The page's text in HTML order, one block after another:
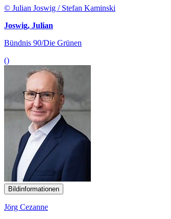
© Julian Joswig / Stefan Kaminski
Joswig, Julian
Bündnis 90/Die Grünen
()
Bildinformationen
Jörg Cezanne